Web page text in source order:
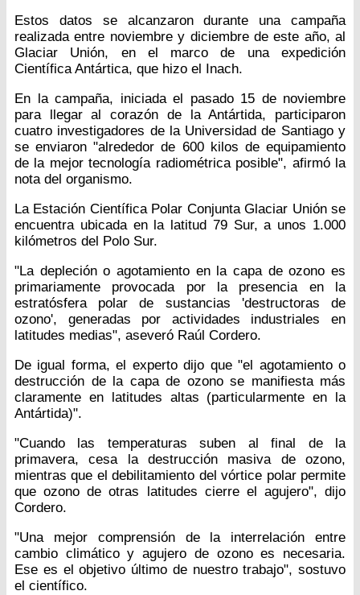
Estos datos se alcanzaron durante una campaña
realizada entre noviembre y diciembre de este año, al
Glaciar Unión, en el marco de una expedición
Científica Antártica, que hizo el Inach.
En la campaña, iniciada el pasado 15 de noviembre
para llegar al corazón de la Antártida, participaron
cuatro investigadores de la Universidad de Santiago y
se enviaron "alrededor de 600 kilos de equipamiento
de la mejor tecnología radiométrica posible", afirmó la
nota del organismo.
La Estación Científica Polar Conjunta Glaciar Unión se
encuentra ubicada en la latitud 79 Sur, a unos 1.000
kilómetros del Polo Sur.
"La depleción o agotamiento en la capa de ozono es
primariamente provocada por la presencia en la
estratósfera polar de sustancias 'destructoras de
ozono', generadas por actividades industriales en
latitudes medias", aseveró Raúl Cordero.
De igual forma, el experto dijo que "el agotamiento o
destrucción de la capa de ozono se manifiesta más
claramente en latitudes altas (particularmente en la
Antártida)".
"Cuando las temperaturas suben al final de la
primavera, cesa la destrucción masiva de ozono,
mientras que el debilitamiento del vórtice polar permite
que ozono de otras latitudes cierre el agujero", dijo
Cordero.
"Una mejor comprensión de la interrelación entre
cambio climático y agujero de ozono es necesaria.
Ese es el objetivo último de nuestro trabajo", sostuvo
el científico.